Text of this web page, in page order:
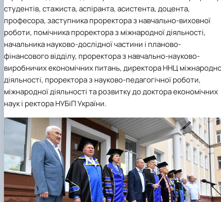
студентів, стажиста, аспіранта, асистента, доцента,
професора, заступника проректора з навчально-виховної
роботи, помічника проректора з міжнародної діяльності,
начальника науково-дослідної частини і планово-
фінансового відділу, проректора з навчально-науково-
виробничих економічних питань, директора ННЦ
діяльності, проректора з науково-педагогічної роботи,
міжнародної діяльності та розвитку до доктора економічних
наук і ректора НУБіП України.